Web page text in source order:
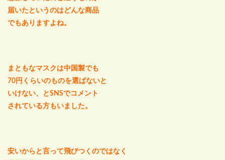
届いたというのはどんな商品
でもありますよね。
まともなマスクは中国製でも
70円くらいのものを選ばないと
いけない、とSNSでコメント
されている方もいました。
安いからと言って飛びつくのではなく